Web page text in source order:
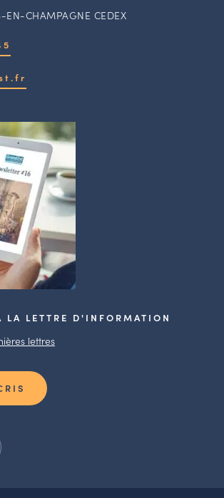
EN-CHAMPAGNE CEDEX
LA LETTRE D'INFORMATION
lettres